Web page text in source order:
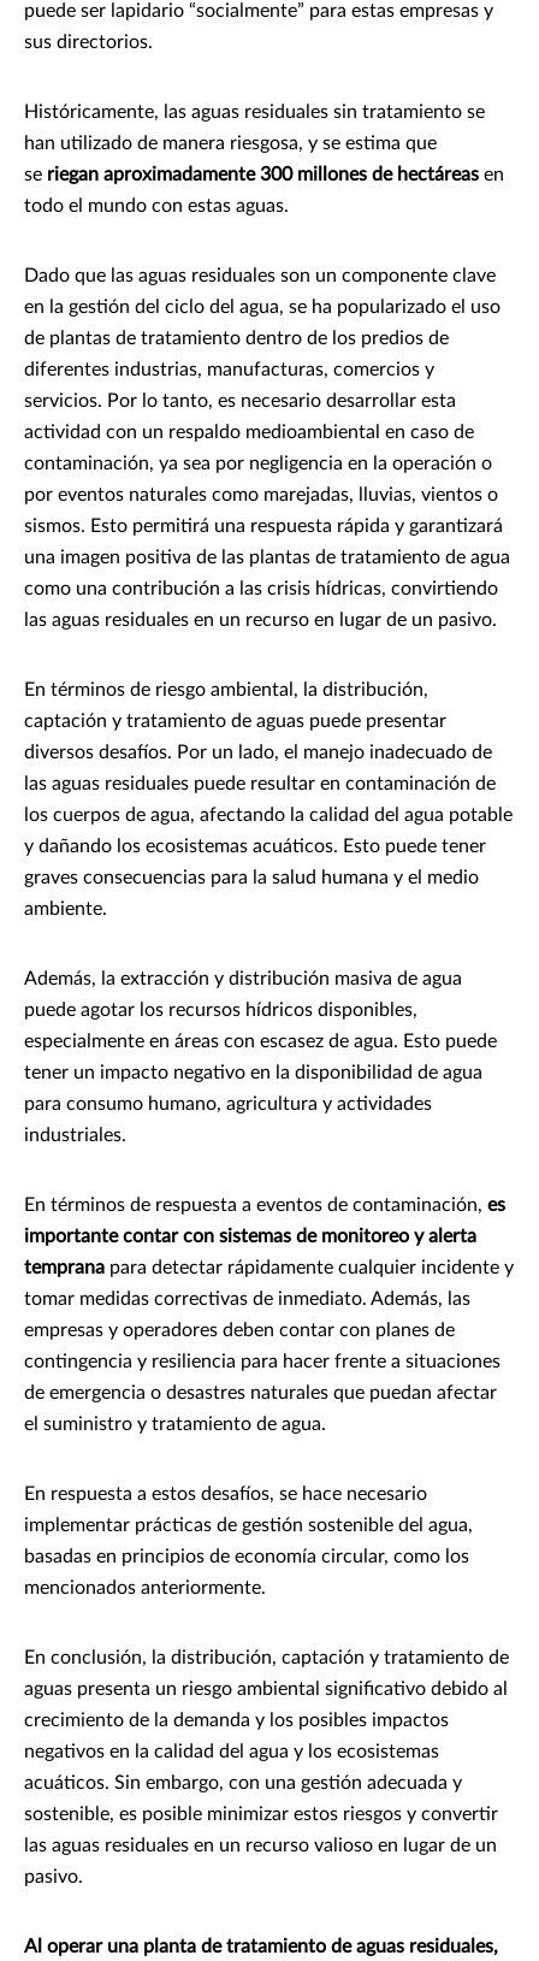
puede ser lapidario “socialmente” para estas empresas y
sus directorios.
Históricamente, las aguas residuales sin tratamiento se
han utilizado de manera riesgosa, y se estima que
se riegan aproximadamente 300 millones de hectáreas en
todo el mundo con estas aguas.
Dado que las aguas residuales son un componente clave
en la gestión del ciclo del agua, se ha popularizado el uso
de plantas de tratamiento dentro de los predios de
diferentes industrias, manufacturas, comercios y
servicios. Por lo tanto, es necesario desarrollar esta
actividad con un respaldo medioambiental en caso de
contaminación, ya sea por negligencia en la operación o
por eventos naturales como marejadas, lluvias, vientos o
sismos. Esto permitirá una respuesta rápida y garantizará
una imagen positiva de las plantas de tratamiento de agua
como una contribución a las crisis hídricas, convirtiendo
las aguas residuales en un recurso en lugar de un pasivo.
En términos de riesgo ambiental, la distribución,
captación y tratamiento de aguas puede presentar
diversos desafíos. Por un lado, el manejo inadecuado de
las aguas residuales puede resultar en contaminación de
los cuerpos de agua, afectando la calidad del agua potable
y dañando los ecosistemas acuáticos. Esto puede tener
graves consecuencias para la salud humana y el medio
ambiente.
Además, la extracción y distribución masiva de agua
puede agotar los recursos hídricos disponibles,
especialmente en áreas con escasez de agua. Esto puede
tener un impacto negativo en la disponibilidad de agua
para consumo humano, agricultura y actividades
industriales.
En términos de respuesta a eventos de contaminación, es
importante contar con sistemas de monitoreo y alerta
temprana para detectar rápidamente cualquier incidente y
tomar medidas correctivas de inmediato. Además, las
empresas y operadores deben contar con planes de
contingencia y resiliencia para hacer frente a situaciones
de emergencia o desastres naturales que puedan afectar
el suministro y tratamiento de agua.
En respuesta a estos desafíos, se hace necesario
implementar prácticas de gestión sostenible del agua,
basadas en principios de economía circular, como los
mencionados anteriormente.
En conclusión, la distribución, captación y tratamiento de
aguas presenta un riesgo ambiental significativo debido al
crecimiento de la demanda y los posibles impactos
negativos en la calidad del agua y los ecosistemas
acuáticos. Sin embargo, con una gestión adecuada y
sostenible, es posible minimizar estos riesgos y convertir
las aguas residuales en un recurso valioso en lugar de un
pasivo.
Al operar una planta de tratamiento de aguas residuales,